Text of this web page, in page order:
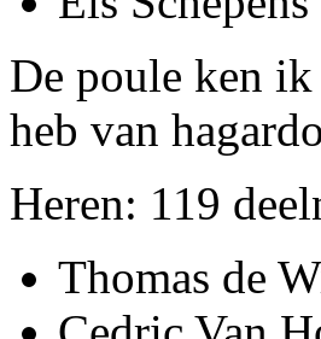
De poule ken
heb van
Heren: 119
Thomas de